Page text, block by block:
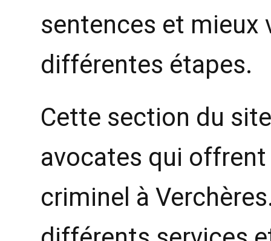
sentences et mieux
différentes étapes.
Cette section du
avocates qui
criminel à